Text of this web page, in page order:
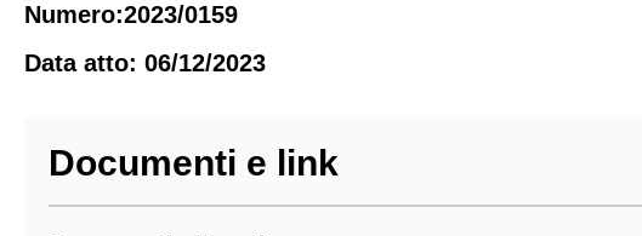
Numero:2023/0159
Data atto: 06/12/2023
Documenti e link